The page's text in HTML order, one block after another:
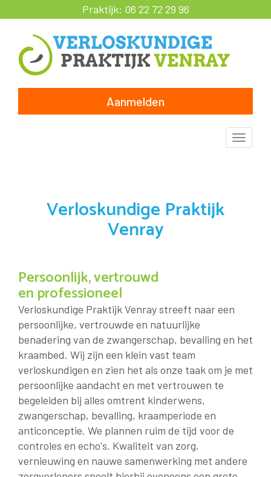
Praktijk: 06 22 72 29 96
Aanmelden
Toggle
Verloskundige Praktijk
Venray
Persoonlijk, vertrouwd
en professioneel
Verloskundige Praktijk Venray streeft naar een
persoonlijke, vertrouwde en natuurlijke
benadering van de zwangerschap, bevalling en het
kraambed. Wij zijn een klein vast team
verloskundigen en zien het als onze taak om je met
persoonlijke aandacht en met vertrouwen te
begeleiden bij alles omtrent kinderwens,
zwangerschap, bevalling, kraamperiode en
anticonceptie. We plannen ruim de tijd voor de
controles en echo's. Kwaliteit van zorg,
vernieuwing en nauwe samenwerking met andere